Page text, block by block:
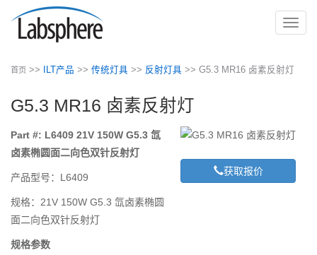
切
首页 >> ILT产品 >> 传统灯具 >> 反射灯具 >> G5.3 MR16 卤素反射灯
G5.3 MR16 卤素反射灯
获取报价
Part #: L6409 21V 150W G5.3 氙
卤素椭圆面二向色双针反射灯
产品型号：L6409
规格：21V 150W G5.3 氙卤素椭圆
面二向色双针反射灯
规格参数